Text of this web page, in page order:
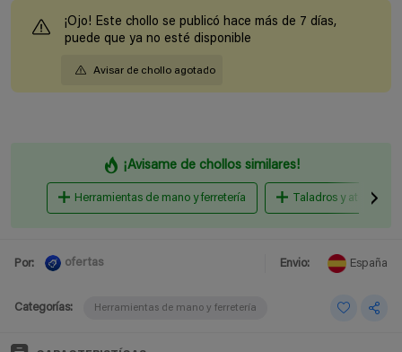
¡Ojo! Este chollo se publicó hace más de 7 días,
puede que ya no esté disponible
Avisar de chollo agotado
¡Avisame de chollos similares!
Herramientas de mano y ferretería Taladros y
Por: ofertas Envio: España
Categorías: Herramientas de mano y ferretería